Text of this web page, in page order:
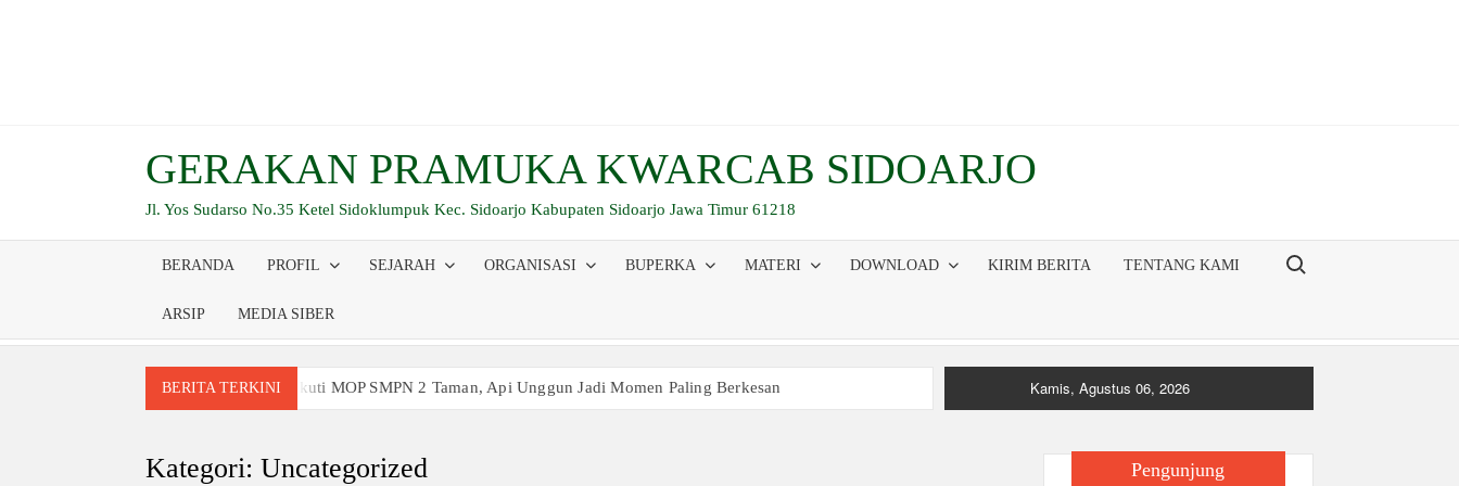
GERAKAN PRAMUKA KWARCAB SIDOARJO
Jl. Yos Sudarso No.35 Ketel Sidoklumpuk Kec. Sidoarjo Kabupaten Sidoarjo Jawa Timur 61218
BERANDA PROFIL SEJARAH ORGANISASI BUPERKA MATERI DOWNLOAD KIRIM BERITA TENTANG KAMI
ARSIP MEDIA SIBER
Search for:
BERITA TERKINI
Siswa Baru Antusias Ikuti MOP SMPN 2 Taman, Api Unggun Jadi Momen Paling Berkesan
Relevansi Pemikiran Baden-Powell dalam Pembinaan Kepemimpinan, Kerja Sama Tim, dan Pendidikan
Kamis, Agustus 06, 2026
Kategori:Uncategorized Pengunjung